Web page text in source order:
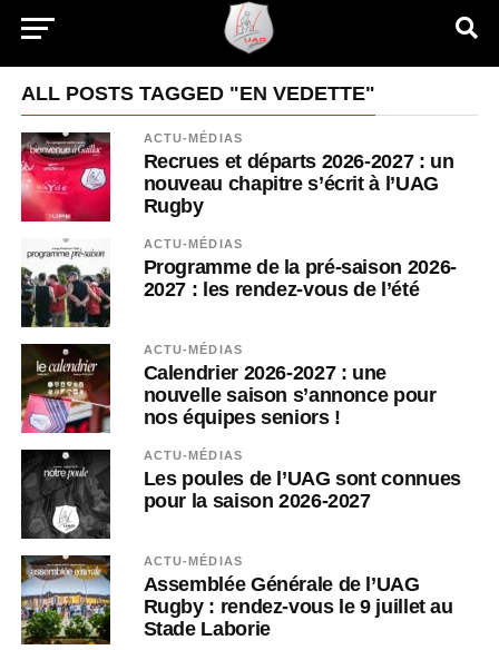
ALL POSTS TAGGED "EN VEDETTE"
ACTU-MÉDIAS
Recrues et départs 2026-2027 : un
nouveau chapitre s’écrit à l’UAG
Rugby
ACTU-MÉDIAS
Programme de la pré-saison 2026-
2027 : les rendez-vous de l’été
ACTU-MÉDIAS
Calendrier 2026-2027 : une
nouvelle saison s’annonce pour
nos équipes seniors !
ACTU-MÉDIAS
Les poules de l’UAG sont connues
pour la saison 2026-2027
ACTU-MÉDIAS
Assemblée Générale de l’UAG
Rugby : rendez-vous le 9 juillet au
Stade Laborie